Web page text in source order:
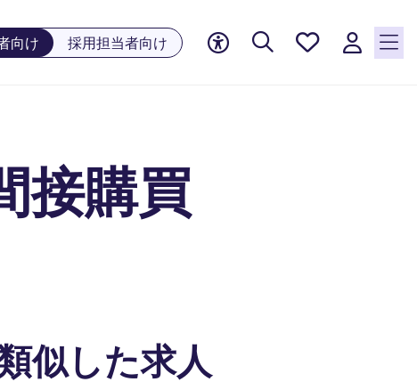
向け 採用担当者向け
お気に
接購買
似した求人